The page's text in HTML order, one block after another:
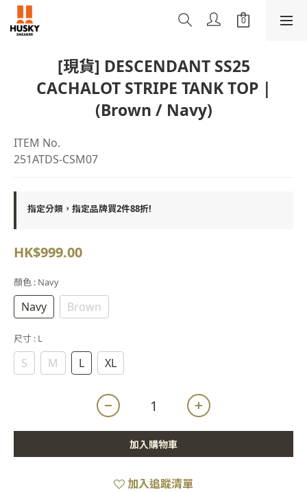
[現貨] DESCENDANT SS25
CACHALOT STRIPE TANK TOP |
(Brown / Navy)
ITEM No.
251ATDS-CSM07
指定分類，指定品牌買2件88折!
HK$999.00
顏色 : Navy
Navy Brown
尺寸 : L
S M L XL
加入購物車
加入追蹤清單